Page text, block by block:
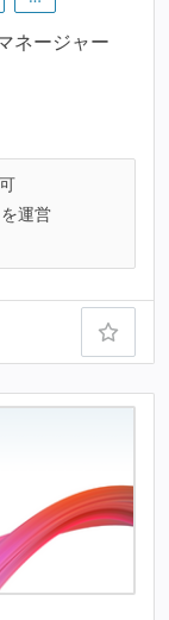
ネージャー
運営